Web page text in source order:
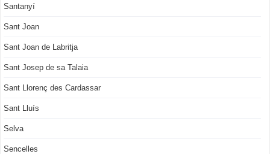
Santanyí
Sant Joan
Sant Joan de Labritja
Sant Josep de sa Talaia
Sant Llorenç des Cardassar
Sant Lluís
Selva
Sencelles